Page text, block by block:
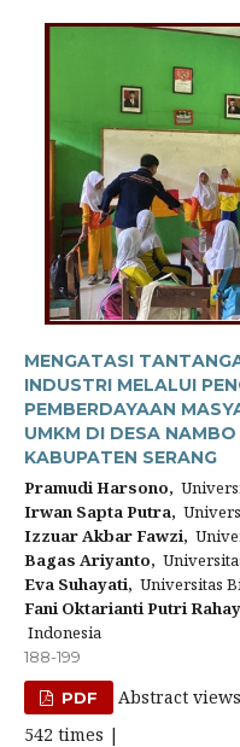
MENGATASI
INDUSTRI MELALUI
PEMBERDAYAAN
UMKM DI DESA
KABUPATEN SERANG
Pramudi Harsono,
Irwan Sapta Putra,
Izzuar Akbar Fawzi,
Bagas Ariyanto,
Eva Suhayati, Universitas
Fani Oktarianti Putri
Indonesia
188-199
PDF
Abstract
542 times |